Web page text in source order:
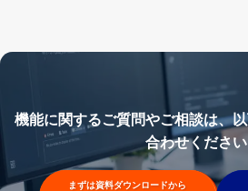
機能に関するご質問やご相談は、
合わせくださ
まずは資料ダウンロードから